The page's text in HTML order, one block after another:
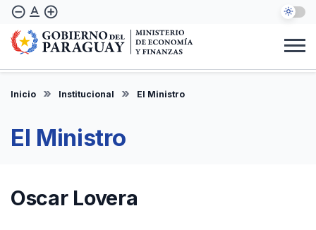
Pasar
contenido
principal
remove_circle_outline text_format add_circle_outline
Inicio Institucional El Ministro
El Ministro
Oscar Lovera